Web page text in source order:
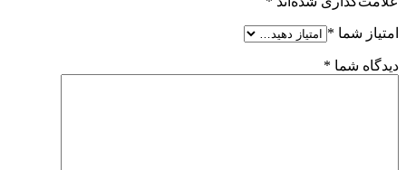
امتیاز شما *
دیدگاه شما *